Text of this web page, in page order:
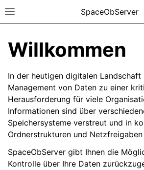
SpaceObServer
Willkommen
In der heutigen digitalen
Management von Daten zu einer
Herausforderung für viele
Informationen sind über
Speichersysteme verstreut und in
Ordnerstrukturen und
SpaceObServer gibt Ihnen die
Kontrolle über Ihre Daten